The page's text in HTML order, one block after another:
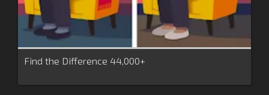
Find the Difference 44,000+